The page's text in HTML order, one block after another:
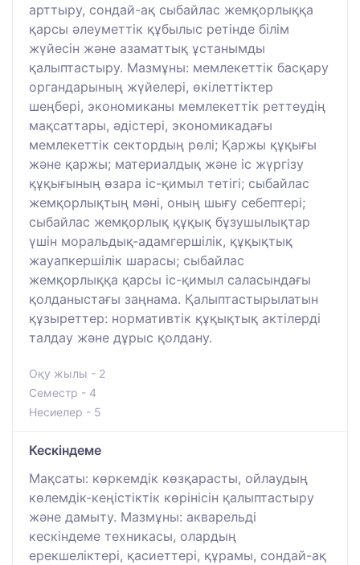
арттыру, сондай-ақ сыбайлас жемқорлыққа
қарсы әлеуметтік құбылыс ретінде білім
жүйесін және азаматтық ұстанымды
қалыптастыру. Мазмұны: мемлекеттік басқару
органдарының жүйелері, өкілеттіктер
шеңбері, экономиканы мемлекеттік реттеудің
мақсаттары, әдістері, экономикадағы
мемлекеттік сектордың рөлі; Қаржы құқығы
және қаржы; материалдық және іс жүргізу
құқығының өзара іс-қимыл тетігі; сыбайлас
жемқорлықтың мәні, оның шығу себептері;
сыбайлас жемқорлық құқық бұзушылықтар
үшін моральдық-адамгершілік, құқықтық
жауапкершілік шарасы; сыбайлас
жемқорлыққа қарсы іс-қимыл саласындағы
қолданыстағы заңнама. Қалыптастырылатын
құзыреттер: нормативтік құқықтық актілерді
талдау және дұрыс қолдану.
Оқу жылы - 2
Семестр - 4
Несиелер - 5
Кескіндеме
Мақсаты: көркемдік көзқарасты, ойлаудың
көлемдік-кеңістіктік көрінісін қалыптастыру
және дамыту. Мазмұны: акварельді
кескіндеме техникасы, олардың
ерекшеліктері, қасиеттері, құрамы, сондай-ақ